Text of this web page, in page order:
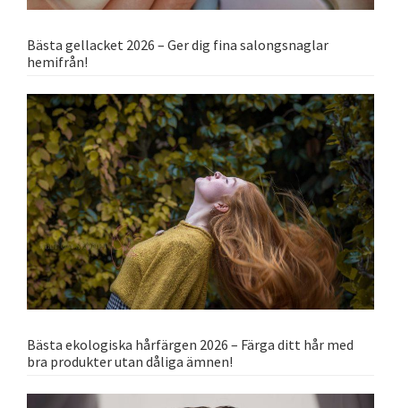
Bästa gellacket 2026 – Ger dig fina salongsnaglar
hemifrån!
Bästa ekologiska hårfärgen 2026 – Färga ditt hår med
bra produkter utan dåliga ämnen!